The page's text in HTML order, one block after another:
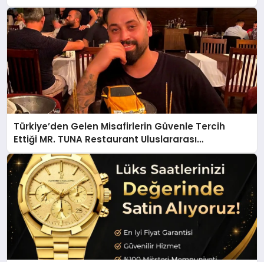
Türkiye’den Gelen Misafirlerin Güvenle Tercih
Ettiği MR. TUNA Restaurant Uluslararası
Başarısıyla Dikkat Çekiyor